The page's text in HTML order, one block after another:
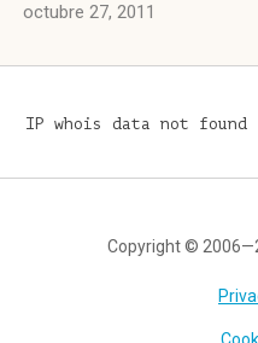
octubre 27, 2011
IP whois data not found
Copyright ©